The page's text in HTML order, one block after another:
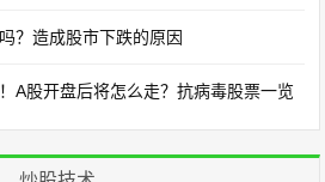
？造成股市下跌的原因
A股开盘后将怎么走？抗病毒股票一览